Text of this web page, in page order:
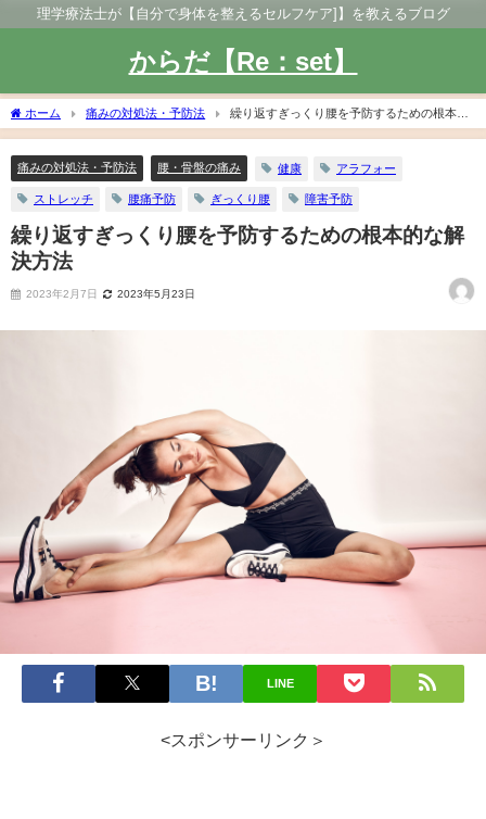
理学療法士が【自分で身体を整えるセルフケア]】を教えるブログ
からだ【Re：set】
ホーム 痛みの対処法・予防法
繰り返すぎっくり腰を予防するための根本的
な解決方法
痛みの対処法・予防法 腰・骨盤の痛み 健康 アラフォー
ストレッチ 腰痛予防 ぎっくり腰 障害予防
繰り返すぎっくり腰を予防するための根本的な解
決方法
2023年2月7日 2023年5月23日
LINE
<スポンサーリンク＞